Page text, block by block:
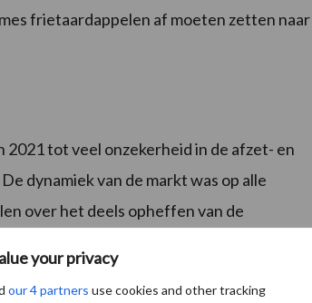
your privacy
our 4 partners use cookies and other tracking
frietaardappelen af moeten zetten naar
2021 tot veel onzekerheid in de afzet- en
dynamiek van de markt was op alle
over het deels opheffen van de
toch voorzichtig in beweging en steeg
onvoorspelbaarheid van de afzetmarkt.